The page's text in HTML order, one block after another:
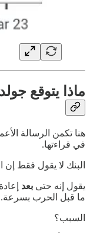
ماذا يتوقع
هنا تكمن الرسالة
في قراءتها.
البنك لا يقول فقط إن
يقول إنه حتى بعد
ما قبل الحرب بسرعة.
السبب؟